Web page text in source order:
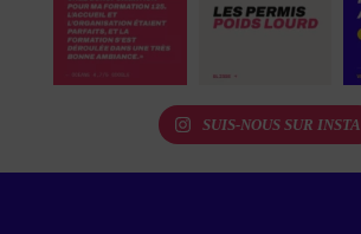
SUIS-NOUS SUR INSTA